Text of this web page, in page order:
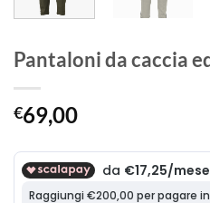
Pantaloni da caccia
€69,00